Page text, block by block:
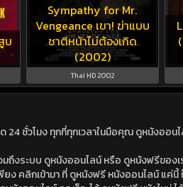
บ
Sympathy for Mr.
Vengeance เขา! ฆ่าแบบ
ชาติหน้าไม่ต้องเกิด
(2002)
Thai HD 2002
ชั่วโมง ทุกที่ทุกเวลาในมือคุณ ดูหนังออน
งระบบ ดูหนังออนไลน์ หรือ ดูหนังฟรีของ
คลิกเข้ามา ที่ ดูหนังฟรี หนังออนไลน์ แค่